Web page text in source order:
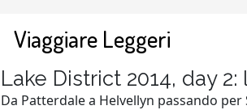
Viaggiare Leggeri
Lake District 2014, day
Da Patterdale a Helvellyn passando per